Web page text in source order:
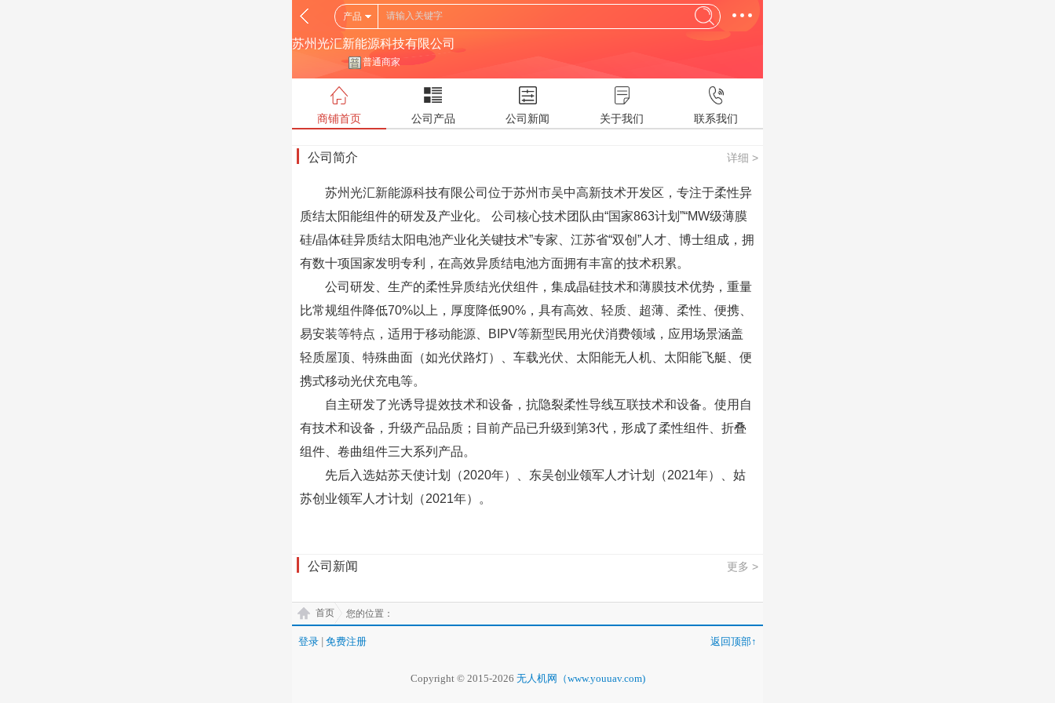
产品
苏州光汇新能源科技有限公司
普通商家
商铺首页 公司产品 公司新闻 关于我们 联系我们
公司简介 详细 >
苏州光汇新能源科技有限公司位于苏州市吴中高新技术开发区，专注于柔性异
质结太阳能组件的研发及产业化。 公司核心技术团队由“国家863计划”“MW级薄膜
硅/晶体硅异质结太阳电池产业化关键技术”专家、江苏省“双创”人才、博士组成，拥
有数十项国家发明专利，在高效异质结电池方面拥有丰富的技术积累。
公司研发、生产的柔性异质结光伏组件，集成晶硅技术和薄膜技术优势，重量
比常规组件降低70%以上，厚度降低90%，具有高效、轻质、超薄、柔性、便携、
易安装等特点，适用于移动能源、BIPV等新型民用光伏消费领域，应用场景涵盖
轻质屋顶、特殊曲面（如光伏路灯）、车载光伏、太阳能无人机、太阳能飞艇、便
携式移动光伏充电等。
自主研发了光诱导提效技术和设备，抗隐裂柔性导线互联技术和设备。使用自
有技术和设备，升级产品品质；目前产品已升级到第3代，形成了柔性组件、折叠
组件、卷曲组件三大系列产品。
先后入选姑苏天使计划（2020年）、东吴创业领军人才计划（2021年）、姑
苏创业领军人才计划（2021年）。
公司新闻 更多 >
您的位置：
首页
登录 免费注册 返回顶部↑
Copyright © 2015-2026 无人机网（www.youuav.com)